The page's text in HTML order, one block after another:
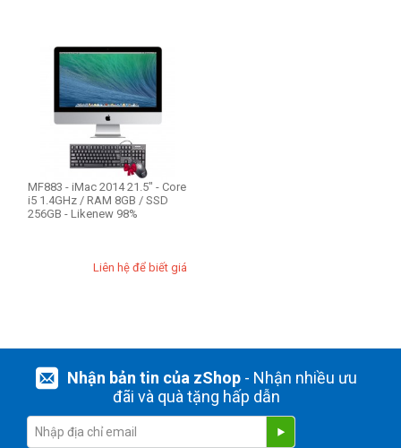
MF883 - iMac 2014 21.5" - Core
i5 1.4GHz / RAM 8GB / SSD
256GB - Likenew 98%
Liên hệ để biết giá
Nhận bản tin của zShop- Nhận nhiều ưu
đãi và quà tặng hấp dẫn